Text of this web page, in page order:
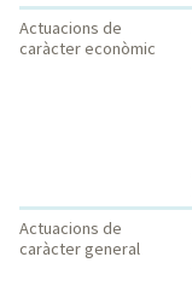
Actuacions de
caràcter econòmic
Actuacions de
caràcter general